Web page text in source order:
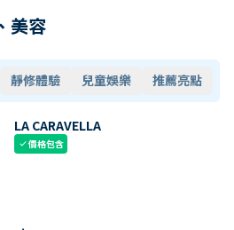
美容
靜修體驗 兒童娛樂 推薦亮點
LA CARAVELLA
check價格包含